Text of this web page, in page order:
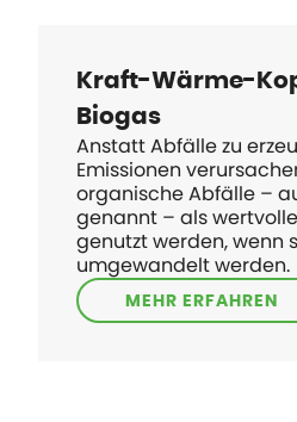
Kraft-Wärme-
Biogas
Anstatt Abfälle zu
Emissionen
organische Abfälle –
genannt – als
genutzt werden, wenn
umgewandelt werden.
MEHR ERFAHREN